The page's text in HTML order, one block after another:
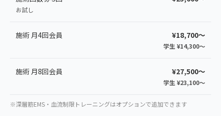
お試し
施術 月4回会員 ¥18,700〜
学生 ¥14,300〜
施術 月8回会員 ¥27,500〜
学生 ¥23,100〜
※深層筋EMS・血流制限トレーニングはオプションで追加できます